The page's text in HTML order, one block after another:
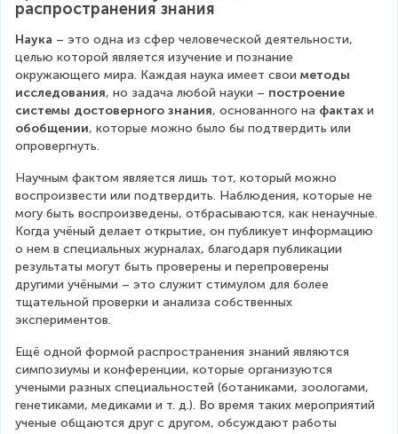
распространения знания
Наука – это одна из сфер человеческой деятельности,
целью которой является изучение и познание
окружающего мира. Каждая наука имеет свои методы
исследования, но задача любой науки – построение
системы достоверного знания, основанного на фактах и
обобщении, которые можно было бы подтвердить или
опровергнуть.
Научным фактом является лишь тот, который можно
воспроизвести или подтвердить. Наблюдения, которые не
могу быть воспроизведены, отбрасываются, как ненаучные.
Когда учёный делает открытие, он публикует информацию
о нем в специальных журналах, благодаря публикации
результаты могут быть проверены и перепроверены
другими учёными – это служит стимулом для более
тщательной проверки и анализа собственных
экспериментов.
Ещё одной формой распространения знаний являются
симпозиумы и конференции, которые организуются
учеными разных специальностей (ботаниками, зоологами,
генетиками, медиками и т. д.). Во время таких мероприятий
ученые общаются друг с другом, обсуждают работы